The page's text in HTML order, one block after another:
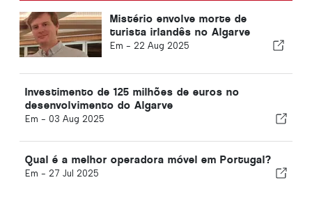
Mistério envolve morte de
turista irlandês no Algarve
Em - 22 Aug 2025
Investimento de 125 milhões de euros no
desenvolvimento do Algarve
Em - 03 Aug 2025
Qual é a melhor operadora móvel em Portugal?
Em - 27 Jul 2025